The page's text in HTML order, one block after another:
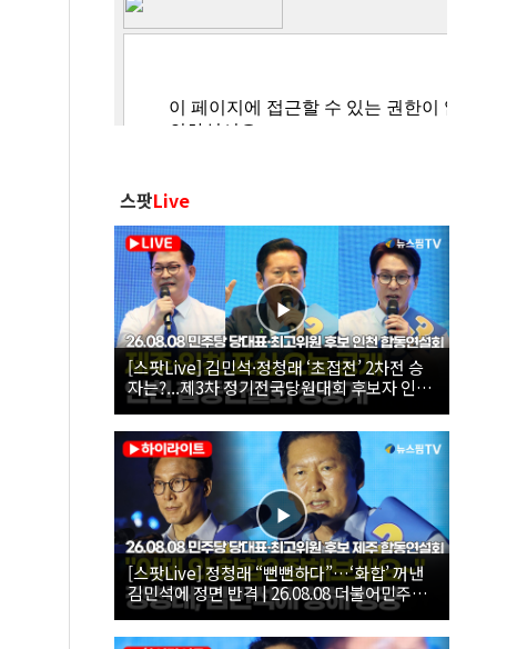
스팟Live
[스팟Live] 김민석·정청래 ‘초접전’ 2차전 승
자는?...제3차 정기전국당원대회 후보자 인천
합동연설회 생중계 | 26.08.08
[스팟Live] 정청래 “뻔뻔하다”…‘화합’ 꺼낸
김민석에 정면 반격 | 26.08.08 더불어민주당
당대표·최고위원 후보 제주 합동연설회